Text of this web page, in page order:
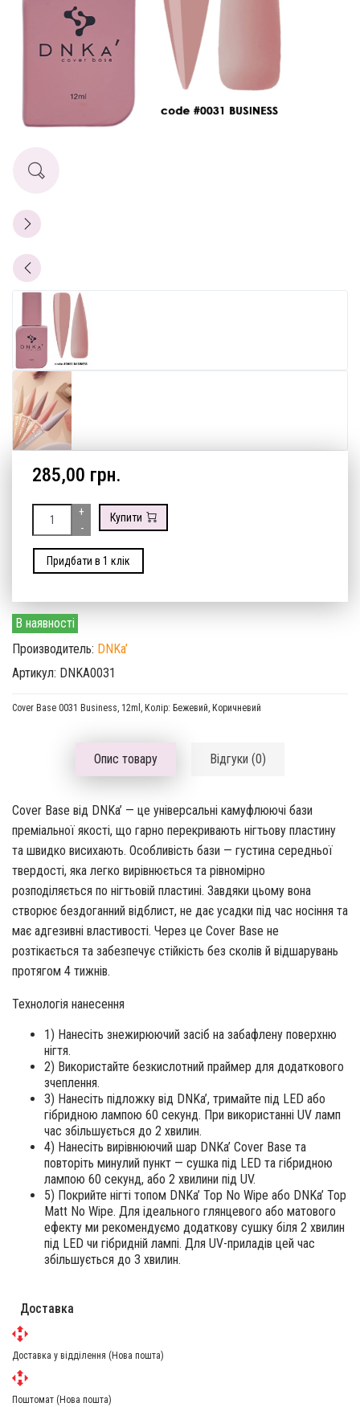
285,00 грн.
+
-
Купити
Придбати в 1 клік
В наявності
Производитель: DNKa’
Артикул: DNKA0031
Cover Base 0031 Business, 12ml, Колір: Бежевий, Коричневий
Опис товару Відгуки (0)
Cover Base від DNKa’ — це універсальні камуфлюючі бази
преміальної якості, що гарно перекривають нігтьову пластину
та швидко висихають. Особливість бази — густина середньої
твердості, яка легко вирівнюється та рівномірно
розподіляється по нігтьовій пластині. Завдяки цьому вона
створює бездоганний відблист, не дає усадки під час носіння та
має адгезивні властивості. Через це Cover Base не
розтікається та забезпечує стійкість без сколів й відшарувань
протягом 4 тижнів.
Технологія нанесення
1) Нанесіть знежирюючий засіб на забафлену поверхню
нігтя.
2) Використайте безкислотний праймер для додаткового
зчеплення.
3) Нанесіть підложку від DNKa’, тримайте під LED або
гібридною лампою 60 секунд. При використанні UV ламп
час збільшується до 2 хвилин.
4) Нанесіть вирівнюючий шар DNKa’ Cover Base та
повторіть минулий пункт — сушка під LED та гібридною
лампою 60 секунд, або 2 хвилини під UV.
5) Покрийте нігті топом DNKa’ Top No Wipe або DNKa’ Top
Matt No Wipe. Для ідеального глянцевого або матового
ефекту ми рекомендуємо додаткову сушку біля 2 хвилин
під LED чи гібридній лампі. Для UV-приладів цей час
збільшується до 3 хвилин.
Доставка
Доставка у відділення (Нова пошта)
Поштомат (Нова пошта)